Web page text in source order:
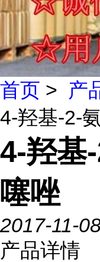
首页 > 产
4-羟基-2-
4-羟基
噻唑
2017-11-
产品详情